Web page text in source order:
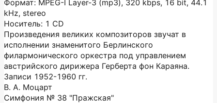
Формат: MPEG-I Layer-3 (mp3), 320 kbps, 16 bit, 44.1
kHz, stereo
Носитель: 1 CD
Произведения великих композиторов звучат в
исполнении знаменитого Берлинского
филармонического оркестра под управлением
австрийского дирижера Герберта фон Караяна.
Записи 1952-1960 гг.
В. А. Моцарт
Симфония № 38 "Пражская"